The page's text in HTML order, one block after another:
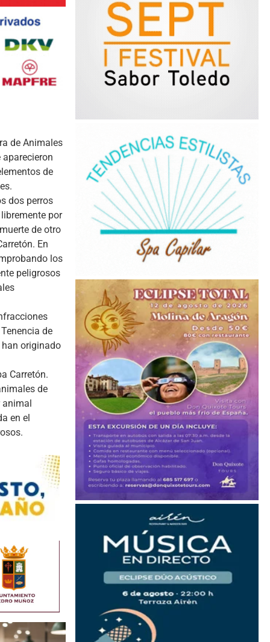
de Animales
de
dos perros
por
de otro
En
los
peligrosos
de
originado
Carretón.
de
en el